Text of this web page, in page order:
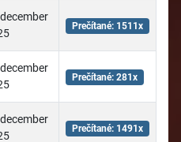
Prečítané: 1511x
Prečítané: 281x
Prečítané: 1491x